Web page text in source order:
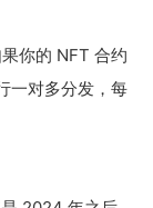
你的 NFT 合约
一对多分发，每